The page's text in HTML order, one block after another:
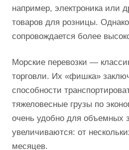
например, электроника или
товаров для розницы.
сопровождается более
Морские перевозки —
торговли. Их «фишка»
способности
тяжеловесные грузы по
очень удобно для объемных
увеличиваются: от
месяцев.